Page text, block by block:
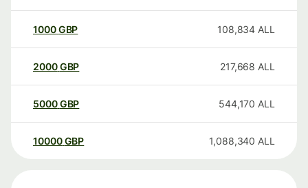
1000GBP 108,834 ALL
2000GBP 217,668 ALL
5000GBP 544,170 ALL
10000 GBP 1,088,340 ALL